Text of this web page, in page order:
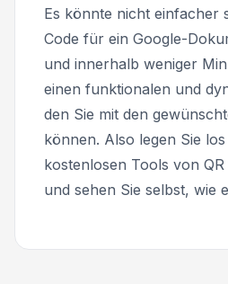
Es könnte nicht einfacher
Code für ein Google-
und innerhalb weniger
einen funktionalen und
den Sie mit den
können. Also legen Sie
kostenlosen Tools von
und sehen Sie selbst, wie